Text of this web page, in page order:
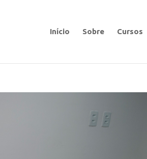
Início Sobre Cursos